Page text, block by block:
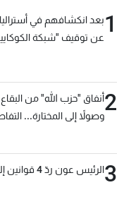
1بعد انكشافهم في
عن توقيف "شبكة
2أنفاق "حزب الله" من
وصولاً إلى المختارة...
3الرئيس عون ردّ 4 قوانين إلى مجلس النواب